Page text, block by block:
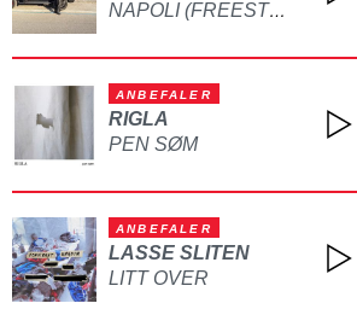
NAPOLI (FREESTYLE)
ANBEFALER
RIGLA
PEN SØM
ANBEFALER
LASSE SLITEN
LITT OVER